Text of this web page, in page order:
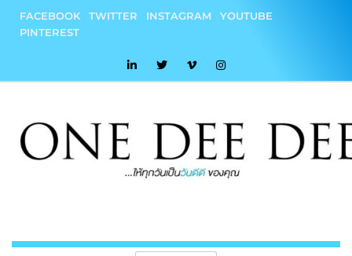
content
FACEBOOK TWITTER INSTAGRAM
YOUTUBE
PINTEREST